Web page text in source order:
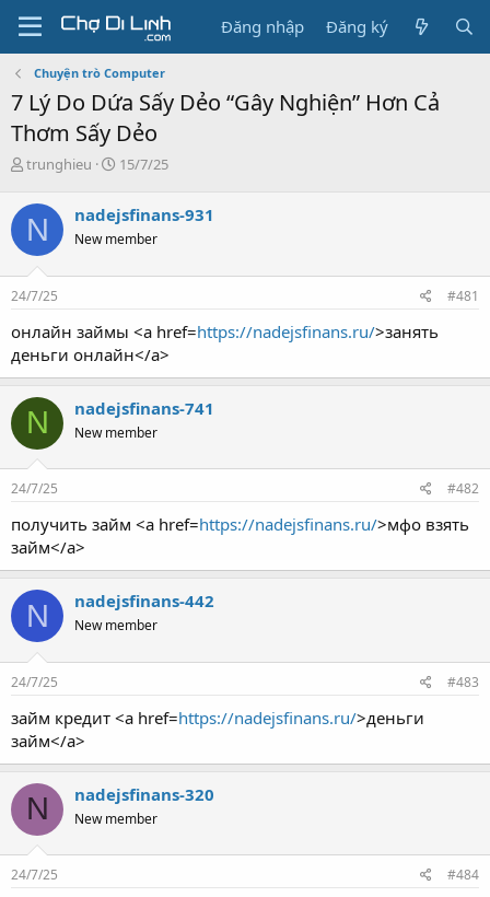
Đăng nhập Đăng ký
Chuyện trò Computer
7 Lý Do Dứa Sấy Dẻo “Gây Nghiện” Hơn Cả
Thơm Sấy Dẻo
T
r
e
a
d
s
t
r
t
e
r
trunghieu
N
y
g
i
15/7/25
N nadejsfinans-931
New member
24/7/25 #481
онлайн займы <a href=https://nadejsfinans.ru/>занять
деньги онлайн</a>
N nadejsfinans-741
New member
24/7/25 #482
получить займ <a href=https://nadejsfinans.ru/>мфо взять
займ</a>
N nadejsfinans-442
New member
24/7/25 #483
займ кредит <a href=https://nadejsfinans.ru/>деньги
займ</a>
N nadejsfinans-320
New member
24/7/25 #484